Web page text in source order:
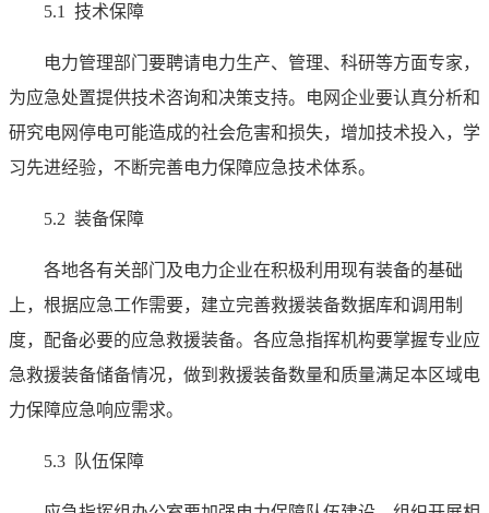
5.1 技术保障
电力管理部门要聘请电力生产、管理、科研等方面专家，
为应急处置提供技术咨询和决策支持。电网企业要认真分析和
研究电网停电可能造成的社会危害和损失，增加技术投入，学
习先进经验，不断完善电力保障应急技术体系。
5.2 装备保障
各地各有关部门及电力企业在积极利用现有装备的基础
上，根据应急工作需要，建立完善救援装备数据库和调用制
度，配备必要的应急救援装备。各应急指挥机构要掌握专业应
急救援装备储备情况，做到救援装备数量和质量满足本区域电
力保障应急响应需求。
5.3 队伍保障